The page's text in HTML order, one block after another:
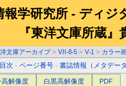
報学研究所 - ディジ
『東洋文庫所蔵』
文庫アーカイブ > VII-8-5 > V-1 > カラー
目次 -ページ番号 -書誌情報（メタデー
解像度 白黒高解像度 PDF